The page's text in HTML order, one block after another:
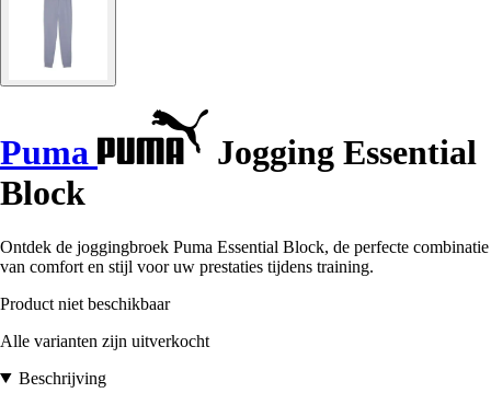
Puma
Jogging Essential
Block
Ontdek de joggingbroek Puma Essential Block, de perfecte combinatie
van comfort en stijl voor uw prestaties tijdens training.
Product niet beschikbaar
Alle varianten zijn uitverkocht
Beschrijving